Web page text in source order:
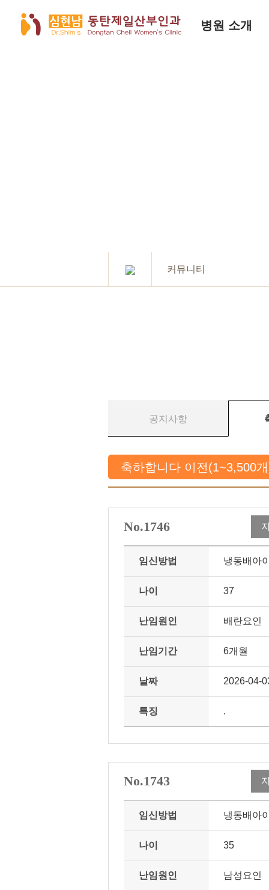
병원 소개
커뮤니티
공지사항
축하합니다 이전(1~3,500
No.1746
임신방법 냉동배아
나이 37
난임원인 배란요인
난임기간 6개월
날짜 2026-04-
특징 .
No.1743
임신방법 냉동배아
나이 35
난임원인 남성요인